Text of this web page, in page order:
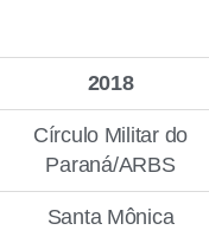
2018
Círculo Militar do
Paraná/ARBS
Santa Mônica